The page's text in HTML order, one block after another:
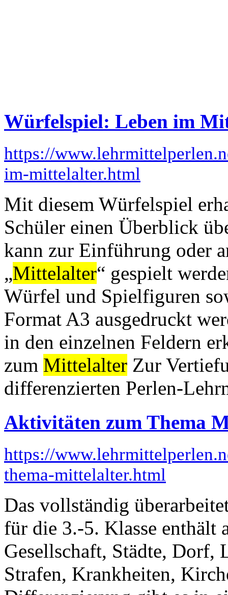
Würfelspiel: Leben im
https://
im-mittelalter.html
Mit diesem Würfelspiel
Schüler einen Überblick
kann zur Einführung oder
„Mittelalter“ gespielt
Würfel und Spielfiguren
Format A3 ausgedruckt
in den einzelnen Feldern
zum Mittelalter Zur
differenzierten Perlen-
Aktivitäten zum Thema
https://
thema-mittelalter.html
Das vollständig
für die 3.-5. Klasse enthält
Gesellschaft, Städte, Dorf,
Strafen, Krankheiten,